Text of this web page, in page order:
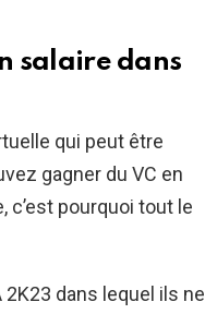
salaire dans
qui peut être
gagner du VC en
c’est pourquoi tout le
dans lequel ils ne